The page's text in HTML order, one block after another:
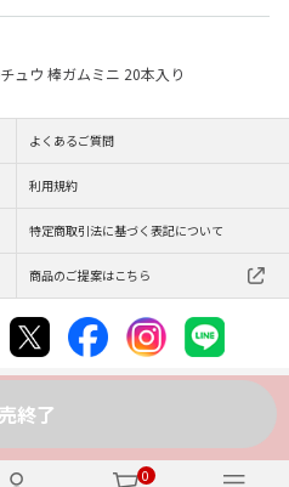
0
終了
ュウ 棒ガムミニ 20本入り
よくあるご質問
利用規約
特定商取引法に基づく表記について
商品のご提案はこちら